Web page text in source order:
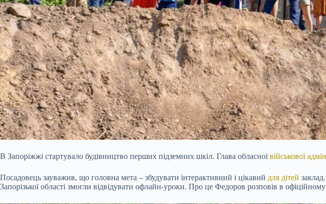
В Запоріжжі стартувало будівництво перших підземних шкіл. Глава обласноївійськової
Посадовець зауважив, що головна мета – збудувати інтерактивний і цікавий для дітей
Запорізької області змогли відвідувати офлайн-уроки. Про це Федоров розповів в